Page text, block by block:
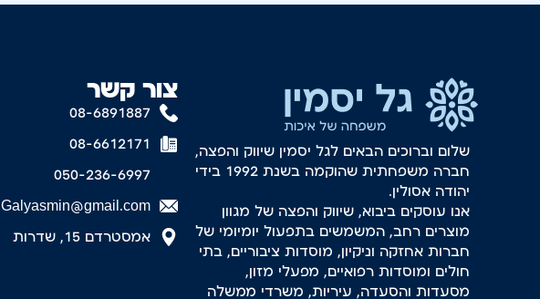
צור קשר
08-6891887
08-6612171
050-236-6997
Galyasmin@gmail.com
אמסטרדם 15, שדרות
שלום וברוכים הבאים לגל יסמין שיווק והפצה,
חברה משפחתית שהוקמה בשנת 1992 בידי
יהודה אסולין.
אנו עוסקים ביבוא, שיווק והפצה של מגוון
מוצרים רחב, המשמשים בתפעול יומיומי של
חברות אחזקה וניקיון, מוסדות ציבוריים, בתי
חולים ומוסדות רפואיים, מפעלי מזון,
מסעדות והסעדה, עיריות, משרדי ממשלה